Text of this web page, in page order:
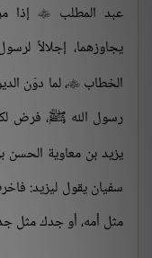
عبد المطلب
إذا
يجاوزهما، إجلالاً
الخطاب، لما دوّن
رسول الله ﷺ، فرض
يزيد بن معاوية الحسن
سفيان يقول ليزيد:
مثل أمه، أو جدك مثل